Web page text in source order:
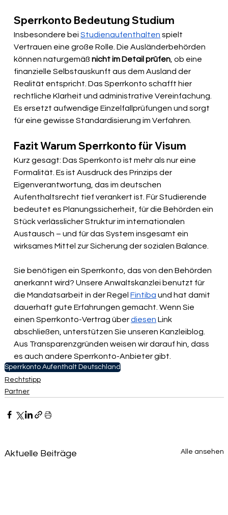
Sperrkonto Bedeutung Studium
Insbesondere bei Studienaufenthalten spielt
Vertrauen eine große Rolle. Die Ausländerbehörden
können naturgemäß nicht im Detail prüfen , ob eine
finanzielle Selbstauskunft aus dem Ausland der
Realität entspricht. Das Sperrkonto schafft hier
rechtliche Klarheit und administrative Vereinfachung.
Es ersetzt aufwendige Einzelfallprüfungen und sorgt
für eine gewisse Standardisierung im Verfahren.
Fazit Warum Sperrkonto für Visum
Kurz gesagt: Das Sperrkonto ist mehr als nur eine
Formalität. Es ist Ausdruck des Prinzips der
Eigenverantwortung, das im deutschen
Aufenthaltsrecht tief verankert ist. Für Studierende
bedeutet es Planungssicherheit, für die Behörden ein
Stück verlässlicher Struktur im internationalen
Austausch – und für das System insgesamt ein
wirksames Mittel zur Sicherung der sozialen Balance.
Sie benötigen ein Sperrkonto, das von den Behörden
anerkannt wird? Unsere Anwaltskanzlei benutzt für
die Mandatsarbeit in der Regel Fintiba und hat damit
dauerhaft gute Erfahrungen gemacht. Wenn Sie
einen Sperrkonto-Vertrag über diesen Link
abschließen, unterstützen Sie unseren Kanzleiblog.
Aus Transparenzgründen weisen wir darauf hin, dass
es auch andere Sperrkonto-Anbieter gibt.
Sperrkonto Aufenthalt Deutschland
Rechtstipp
Partner
Aktuelle Beiträge Alle ansehen